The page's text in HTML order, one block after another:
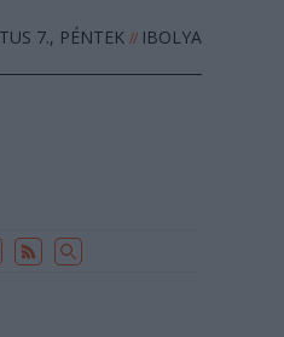
7., PÉNTEK //IBOLYA